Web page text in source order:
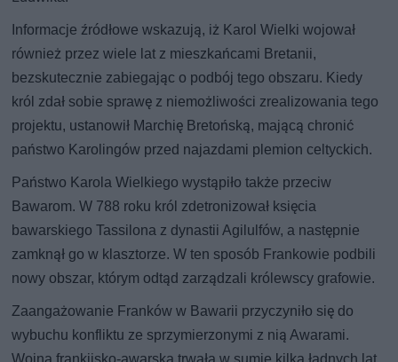
Informacje źródłowe wskazują, iż Karol Wielki wojował
również przez wiele lat z mieszkańcami Bretanii,
bezskutecznie zabiegając o podbój tego obszaru. Kiedy
król zdał sobie sprawę z niemożliwości zrealizowania tego
projektu, ustanowił Marchię Bretońską, mającą chronić
państwo Karolingów przed najazdami plemion celtyckich.
Państwo Karola Wielkiego wystąpiło także przeciw
Bawarom. W 788 roku król zdetronizował księcia
bawarskiego Tassilona z dynastii Agilulfów, a następnie
zamknął go w klasztorze. W ten sposób Frankowie podbili
nowy obszar, którym odtąd zarządzali królewscy grafowie.
Zaangażowanie Franków w Bawarii przyczyniło się do
wybuchu konfliktu ze sprzymierzonymi z nią Awarami.